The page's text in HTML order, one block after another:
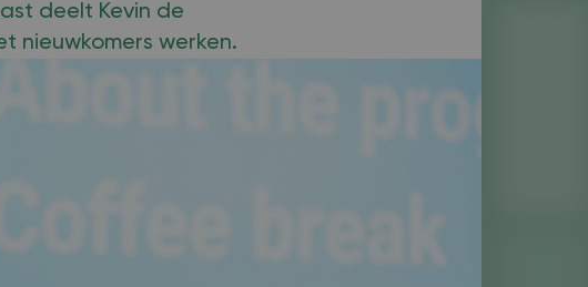
deelt Kevin de
nieuwkomers werken.